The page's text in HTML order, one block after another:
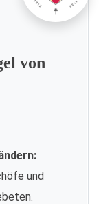
von
und